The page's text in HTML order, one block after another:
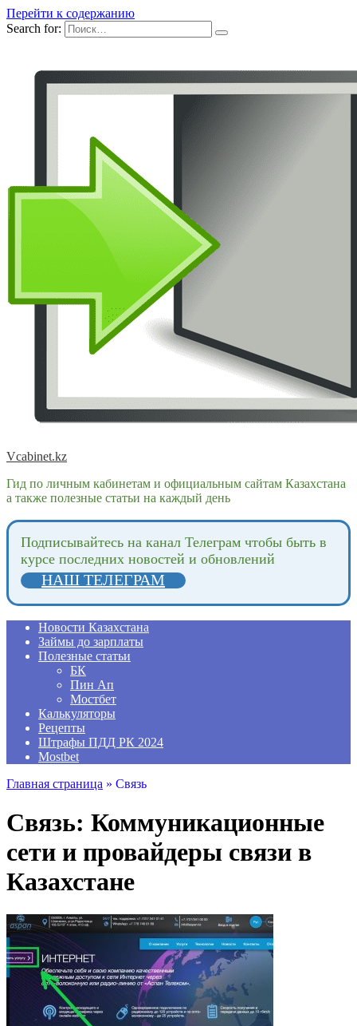
Перейти к содержанию
Search for:
Vcabinet.kz
Гид по личным кабинетам и официальным сайтам Казахстана
а также полезные статьи на каждый день
Подпиcывайтесь на канал Телеграм чтобы быть в
курсе последних новостей и обновлений
НАШ ТЕЛЕГРАМ
Новости Казахстана
Займы до зарплаты
Полезные статьи
БК
Пин Ап
Мостбет
Калькуляторы
Рецепты
Штрафы ПДД РК 2024
Mostbet
Главная страница » Связь
Связь: Коммуникационные
сети и провайдеры связи в
Казахстане